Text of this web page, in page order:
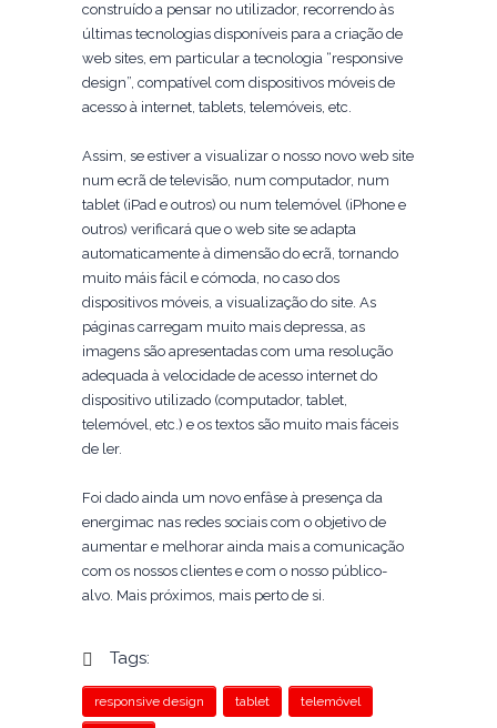
construído a pensar no utilizador, recorrendo às
últimas tecnologias disponíveis para a criação de
web sites, em particular a tecnologia “responsive
design”, compatível com dispositivos móveis de
acesso à internet, tablets, telemóveis, etc.
Assim, se estiver a visualizar o nosso novo web site
num ecrã de televisão, num computador, num
tablet (iPad e outros) ou num telemóvel (iPhone e
outros) verificará que o web site se adapta
automaticamente à dimensão do ecrã, tornando
muito máis fácil e cómoda, no caso dos
dispositivos móveis, a visualização do site. As
páginas carregam muito mais depressa, as
imagens são apresentadas com uma resolução
adequada à velocidade de acesso internet do
dispositivo utilizado (computador, tablet,
telemóvel, etc.) e os textos são muito mais fáceis
de ler.
Foi dado ainda um novo enfâse à presença da
energimac nas redes sociais com o objetivo de
aumentar e melhorar ainda mais a comunicação
com os nossos clientes e com o nosso público-
alvo. Mais próximos, mais perto de si.
Tags:
responsive design tablet telemóvel